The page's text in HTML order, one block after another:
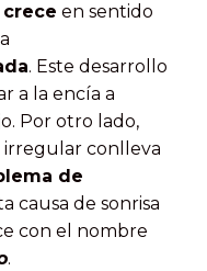
crece en sentido
. Este desarrollo
a la encía a
Por otro lado,
conlleva
de
causa de sonrisa
con el nombre
.